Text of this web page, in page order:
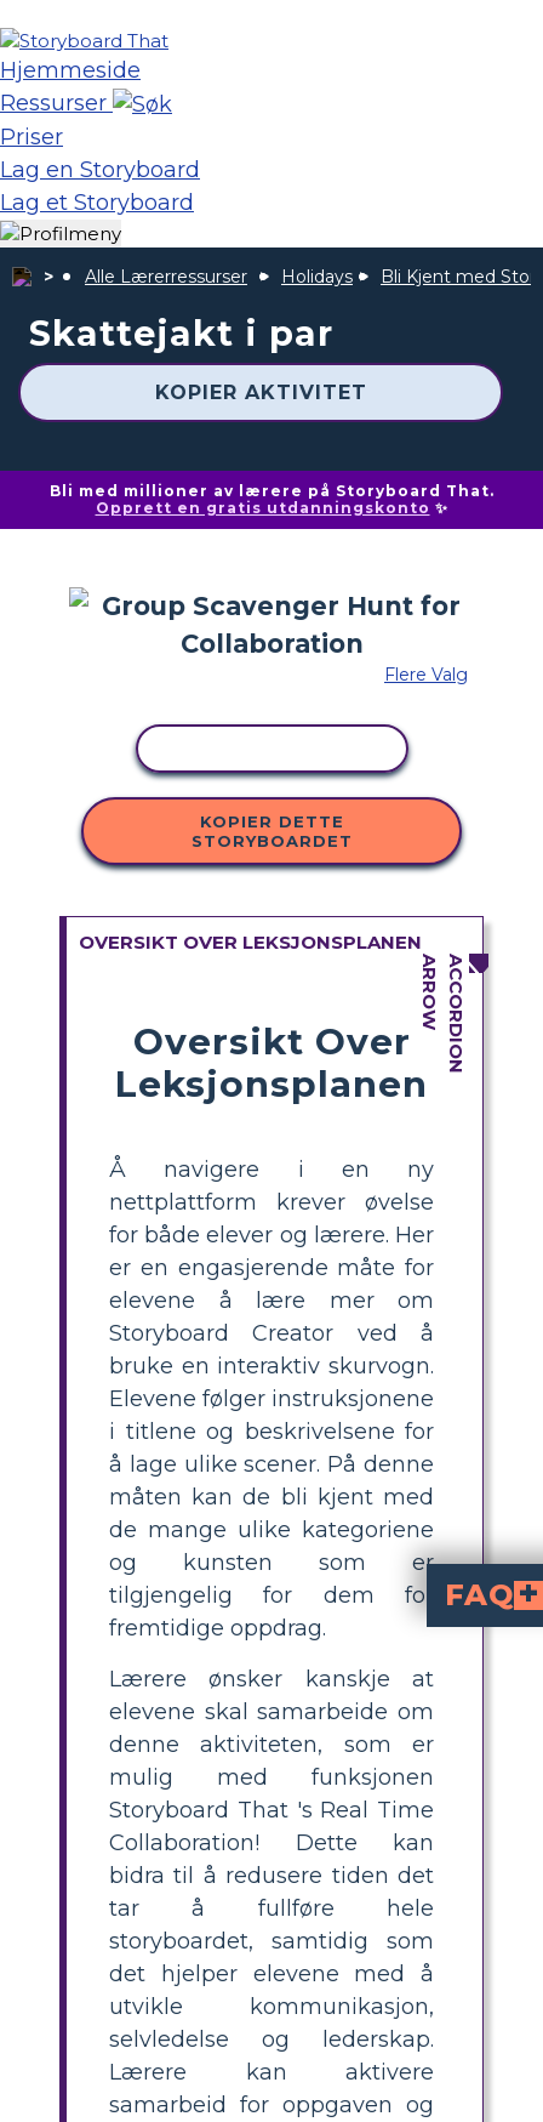
Hjemmeside
Ressurser
Priser
Lag en Storyboard
Lag et Storyboard
Alle Lærerressurser Holidays Bli Kjent med
Skattejakt i par
KOPIER AKTIVITET
Bli med millioner av lærere på Storyboard That.
Opprett en gratis utdanningskonto ✨
Flere Valg
KOPIER DETTE
STORYBOARDET
OVERSIKT OVER LEKSJONSPLANEN
Oversikt Over
Leksjonsplanen
Å navigere i en ny
nettplattform krever øvelse
for både elever og lærere. Her
er en engasjerende måte for
elevene å lære mer om
Storyboard Creator ved å
bruke en interaktiv skurvogn.
Elevene følger instruksjonene
i titlene og beskrivelsene for
å lage ulike scener. På denne
måten kan de bli kjent med
de mange ulike kategoriene
og kunsten som er
tilgjengelig for dem for
fremtidige oppdrag.
Lærere ønsker kanskje at
elevene skal samarbeide om
denne aktiviteten, som er
mulig med funksjonen
Storyboard That 's Real Time
Collaboration! Dette kan
bidra til å redusere tiden det
tar å fullføre hele
storyboardet, samtidig som
det hjelper elevene med å
utvikle kommunikasjon,
selvledelse og lederskap.
Lærere kan aktivere
samarbeid for oppgaven og
FAQ